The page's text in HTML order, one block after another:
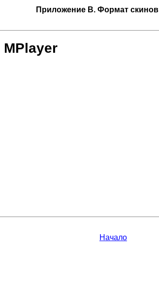
Приложение B. Формат скинов
MPlayer
Начало